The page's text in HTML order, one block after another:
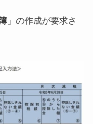
」の作成が要求さ